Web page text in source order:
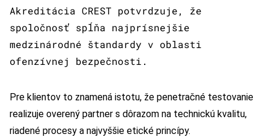
Akreditácia CREST potvrdzuje, že
spoločnosť spĺňa najprísnejšie
medzinárodné štandardy v oblasti
ofenzívnej bezpečnosti.
Pre klientov to znamená istotu, že penetračné testovanie
realizuje overený partner s dôrazom na technickú kvalitu,
riadené procesy a najvyššie etické princípy.